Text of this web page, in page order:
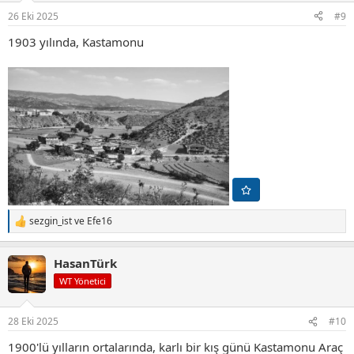
:
26 Eki 2025 #9
1903 yılında, Kastamonu
T
e
k
i
l
:
sezgin_istve Efe16
HasanTürk
WT Yönetici
28 Eki 2025 #10
1900'lü yılların ortalarında, karlı bir kış günü Kastamonu Araç